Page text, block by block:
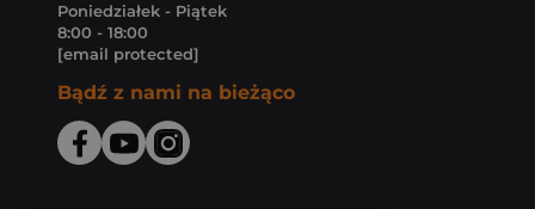
Poniedziałek - Piątek
8:00 - 18:00
[email protected]
Bądź z nami na bieżąco